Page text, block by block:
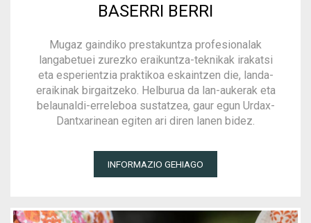
BASERRI BERRI
Mugaz gaindiko prestakuntza profesionalak
langabetuei zurezko eraikuntza-teknikak irakatsi
eta esperientzia praktikoa eskaintzen die, landa-
eraikinak birgaitzeko. Helburua da lan-aukerak eta
belaunaldi-erreleboa sustatzea, gaur egun Urdax-
Dantxarinean egiten ari diren lanen bidez.
INFORMAZIO GEHIAGO